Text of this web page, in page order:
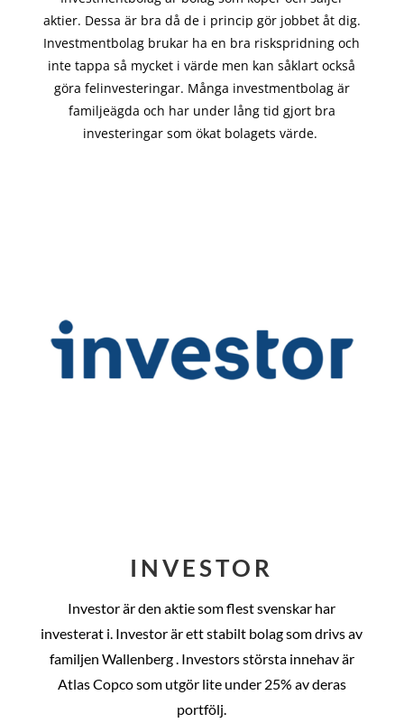
aktier. Dessa är bra då de i princip görjobbet åt dig.
Investmentbolag brukar ha en bra riskspridning och
inte tappa så mycket i värde men kan såklart också
göra felinvesteringar. Många investmentbolag är
familjeägda och har under lång tid gjort bra
investeringar som ökat bolagets värde.
INVESTOR
Investor är den aktie som flest svenskar har
investerat i. Investor är ett stabilt bolag som drivs av
familjen Wallenberg . Investors största innehav är
Atlas Copco som utgör lite under 25% av deras
portfölj.